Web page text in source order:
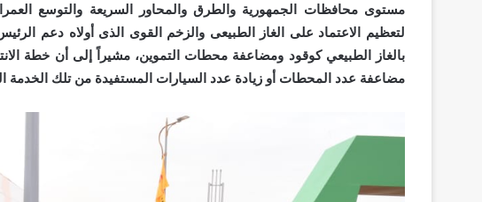
مستوى محافظات الجمهورية والطرق والمحاور السريعة والتوسع
لتعظيم الاعتماد على الغاز الطبيعى والزخم القوى الذى أولاه دعم
بالغاز الطبيعي كوقود ومضاعفة محطات التموين، مشيراً إلى أن خطة
مضاعفة عدد المحطات أو زيادة عدد السيارات المستفيدة من تلك الخدمة